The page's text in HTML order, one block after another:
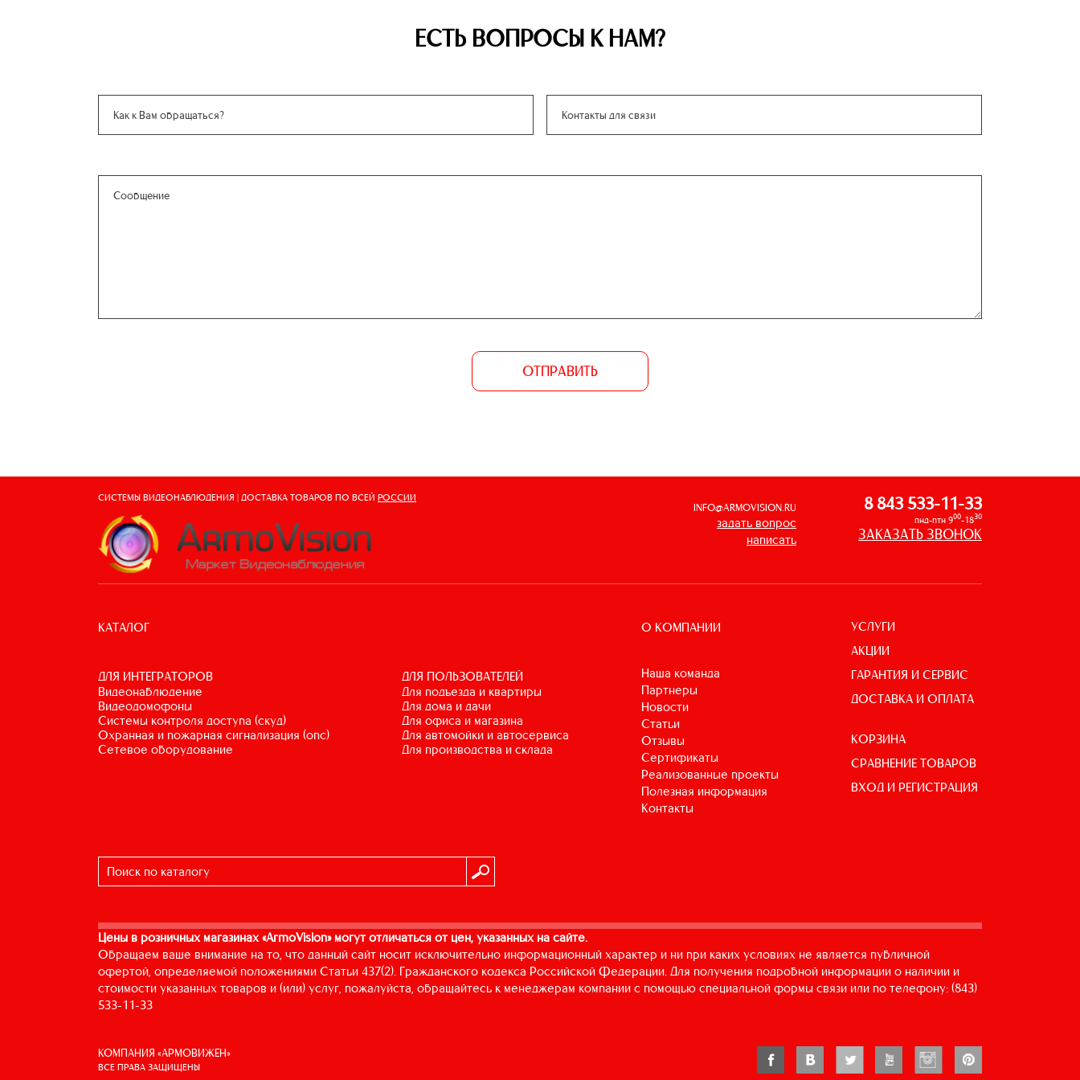
ЕСТЬ ВОПРОСЫ К НАМ?
ОТПРАВИТЬ
СИСТЕМЫ ВИДЕОНАБЛЮДЕНИЯ | ДОСТАВКА ТОВАРОВ ПО ВСЕЙ РОССИИ
INFO@ARMOVISION.RU
задать вопрос
написать
8 843 533-11-33
пнд-птн 900-1830
ЗАКАЗАТЬ ЗВОНОК
КАТАЛОГ
ДЛЯ ИНТЕГРАТОРОВ
видеонаблюдение
видеодомофоны
системы контроля доступа (скуд)
охранная и пожарная сигнализация (опс)
сетевое оборудование
ДЛЯ ПОЛЬЗОВАТЕЛЕЙ
для подъезда и квартиры
для дома и дачи
для офиса и магазина
для автомойки и автосервиса
для производства и склада
О КОМПАНИИ
Наша команда
Партнеры
Новости
Статьи
Отзывы
Сертификаты
Реализованные проекты
Полезная информация
Контакты
УСЛУГИ
АКЦИИ
ГАРАНТИЯ И СЕРВИС
ДОСТАВКА И ОПЛАТА
КОРЗИНА
СРАВНЕНИЕ ТОВАРОВ
ВХОД И РЕГИСТРАЦИЯ
Цены в розничных магазинах «ArmoVision» могут отличаться от цен, указанных на сайте.
Обращаем ваше внимание на то, что данный сайт носит исключительно информационный характер и ни при каких условиях не является публичной
офертой, определяемой положениями Статьи 437(2). Гражданского кодекса Российской Федерации. Для получения подробной информации о наличии и
стоимости указанных товаров и (или) услуг, пожалуйста, обращайтесь к менеджерам компании с помощью специальной формы связи или по телефону: (843)
533-11-33
КОМПАНИЯ «АРМОВИЖЕН»
ВСЕ ПРАВА ЗАЩИЩЕНЫ